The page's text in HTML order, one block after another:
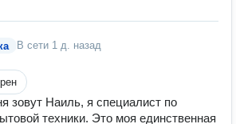
В сети 1 д. назад
зовут Наиль, я специалист по
техники. Это моя единственная